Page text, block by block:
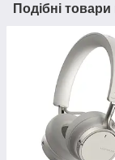
Подібні товари